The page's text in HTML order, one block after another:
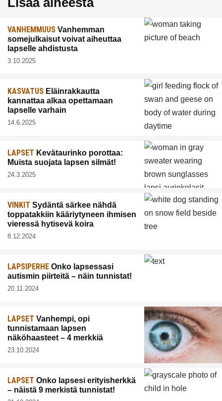
VANHEMMUUS Vanhemman
somejulkaisut voivat aiheuttaa
lapselle ahdistusta
3.10.2025
KASVATUS Eläinrakkautta
kannattaa alkaa opettamaan
lapselle varhain
14.6.2025
LAPSET Kevätaurinko porottaa:
Muista suojata lapsen silmät!
24.3.2025
VINKIT Sydäntä särkee nähdä
toppatakkiin kääriytyneen ihmisen
vieressä hytisevä koira
8.12.2024
LAPSIPERHE Onko lapsessasi
autismin piirteitä – näin tunnistat!
20.11.2024
LAPSET Vanhempi, opi
tunnistamaan lapsen
näköhaasteet – 4 merkkiä
23.10.2024
LAPSET Onko lapsesi erityisherkkä
– näistä 9 merkistä tunnistat!